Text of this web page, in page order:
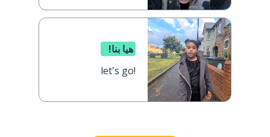
هيا بنا!
let's go!